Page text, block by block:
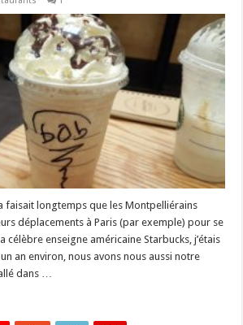
faisait longtemps que les Montpelliérains
déplacements à Paris (par exemple) pour se
célèbre enseigne américaine Starbucks, j’étais
an environ, nous avons nous aussi notre
dans …